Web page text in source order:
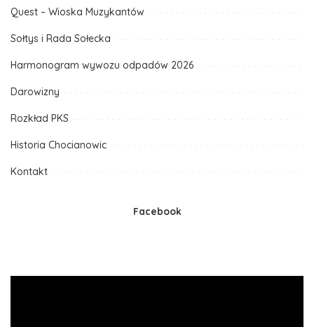
Quest – Wioska Muzykantów
Sołtys i Rada Sołecka
Harmonogram wywozu odpadów 2026
Darowizny
Rozkład PKS
Historia Chocianowic
Kontakt
Facebook